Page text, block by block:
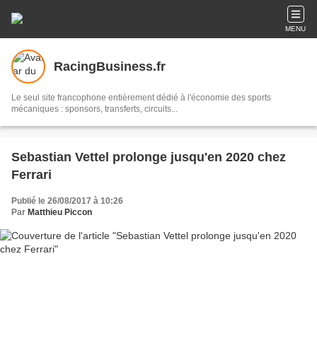
MENU
RacingBusiness.fr
Le seul site francophone entièrement dédié à l'économie des sports
mécaniques : sponsors, transferts, circuits...
Sebastian Vettel prolonge jusqu'en 2020 chez
Ferrari
Publié le 26/08/2017 à 10:26
Par Matthieu Piccon